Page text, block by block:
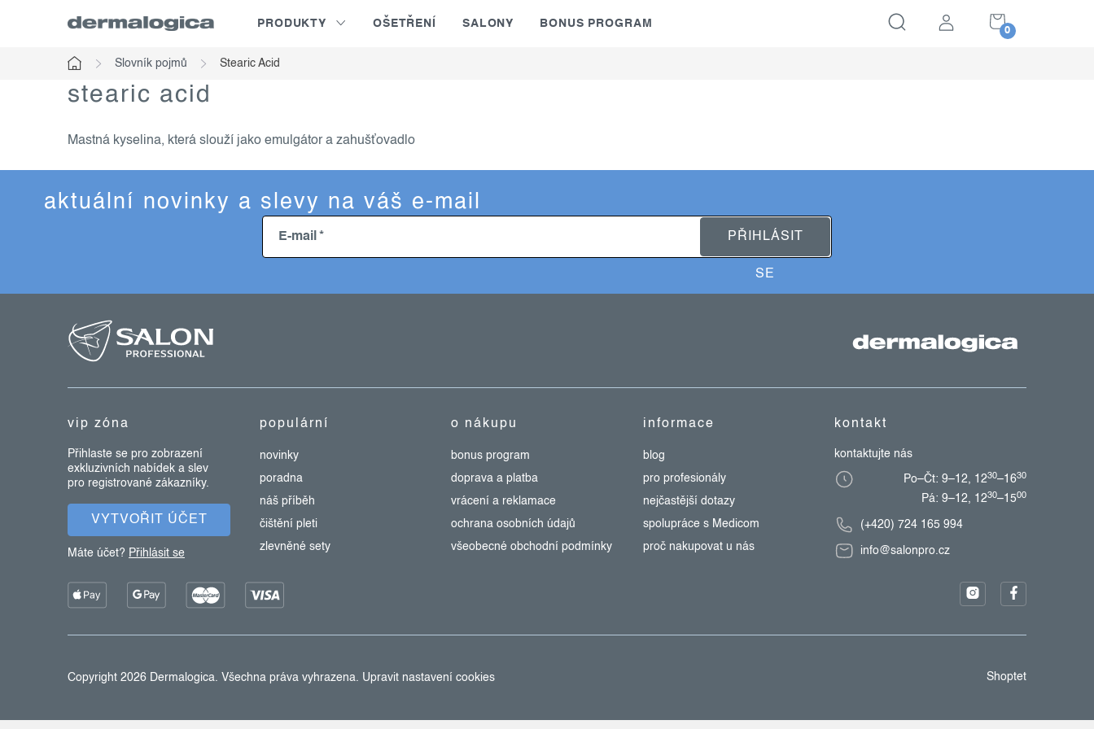
NÁKUPNÍ
KOŠÍK
PRODUKTY OŠETŘENÍ SALONY BONUS PROGRAM
Slovník pojmů Stearic Acid
stearic acid
Mastná kyselina, která slouží jako emulgátor a zahušťovadlo
aktuální novinky a slevy na váš e-mail
E-mail PŘIHLÁSIT
SE
vip zóna
Přihlaste se pro zobrazení
exkluzivních nabídek a slev
pro registrované zákazníky.
VYTVOŘIT ÚČET
Máte účet? Přihlásit se
populární
novinky
poradna
náš příběh
čištění pleti
zlevněné sety
o nákupu
bonus program
doprava a platba
vrácení a reklamace
ochrana osobních údajů
všeobecné obchodní podmínky
informace
blog
pro profesionály
nejčastější dotazy
spolupráce s Medicom
proč nakupovat u nás
kontakt
kontaktujte nás
Po–Čt: 9–12, 1230–1630
Pá: 9–12, 1230–1500
(+420) 724 165 994
info@salonpro.cz
Copyright 2026 Dermalogica. Všechna práva vyhrazena. Upravit nastavení cookies